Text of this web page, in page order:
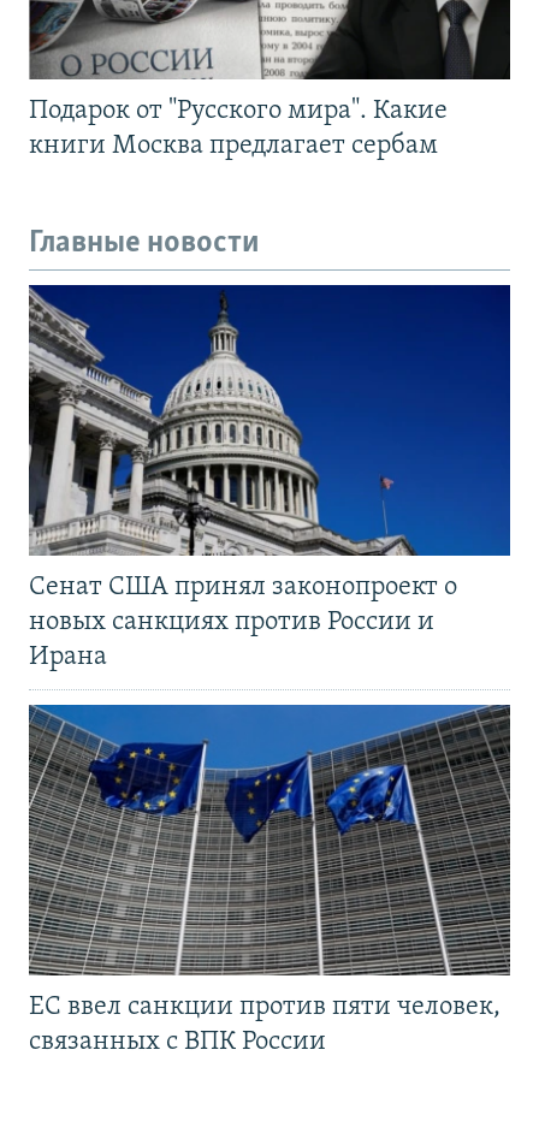
Подарок от "Русского мира". Какие
книги Москва предлагает сербам
Главные новости
Сенат США принял законопроект о
новых санкциях против России и
Ирана
ЕС ввел санкции против пяти человек,
связанных с ВПК России